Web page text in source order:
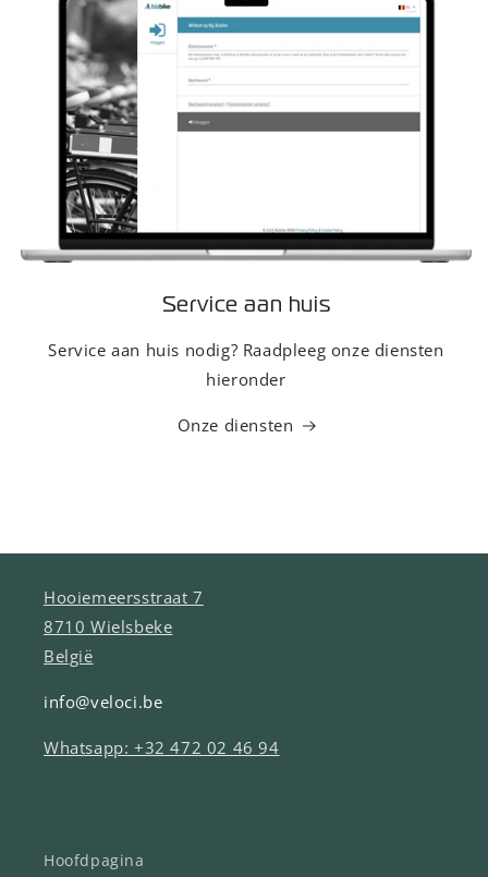
Service aan huis
Service aan huis nodig? Raadpleeg onze diensten
hieronder
Onze diensten
Hooiemeersstraat 7
8710 Wielsbeke
België
info@veloci.be
Whatsapp: +32 472 02 46 94
Hoofdpagina